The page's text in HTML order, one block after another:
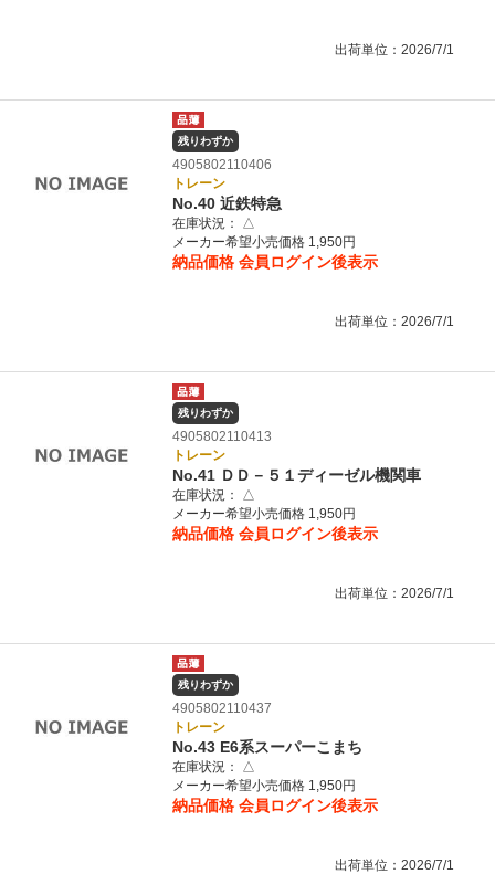
出荷単位：2026/7/1
残りわずか
4905802110406
トレーン
No.40 近鉄特急
在庫状況：
△
メーカー希望小売価格 1,950円
納品価格 会員ログイン後表示
出荷単位：2026/7/1
残りわずか
4905802110413
トレーン
No.41 ＤＤ－５１ディーゼル機関車
在庫状況：
△
メーカー希望小売価格 1,950円
納品価格 会員ログイン後表示
出荷単位：2026/7/1
残りわずか
4905802110437
トレーン
No.43 E6系スーパーこまち
在庫状況：
△
メーカー希望小売価格 1,950円
納品価格 会員ログイン後表示
出荷単位：2026/7/1